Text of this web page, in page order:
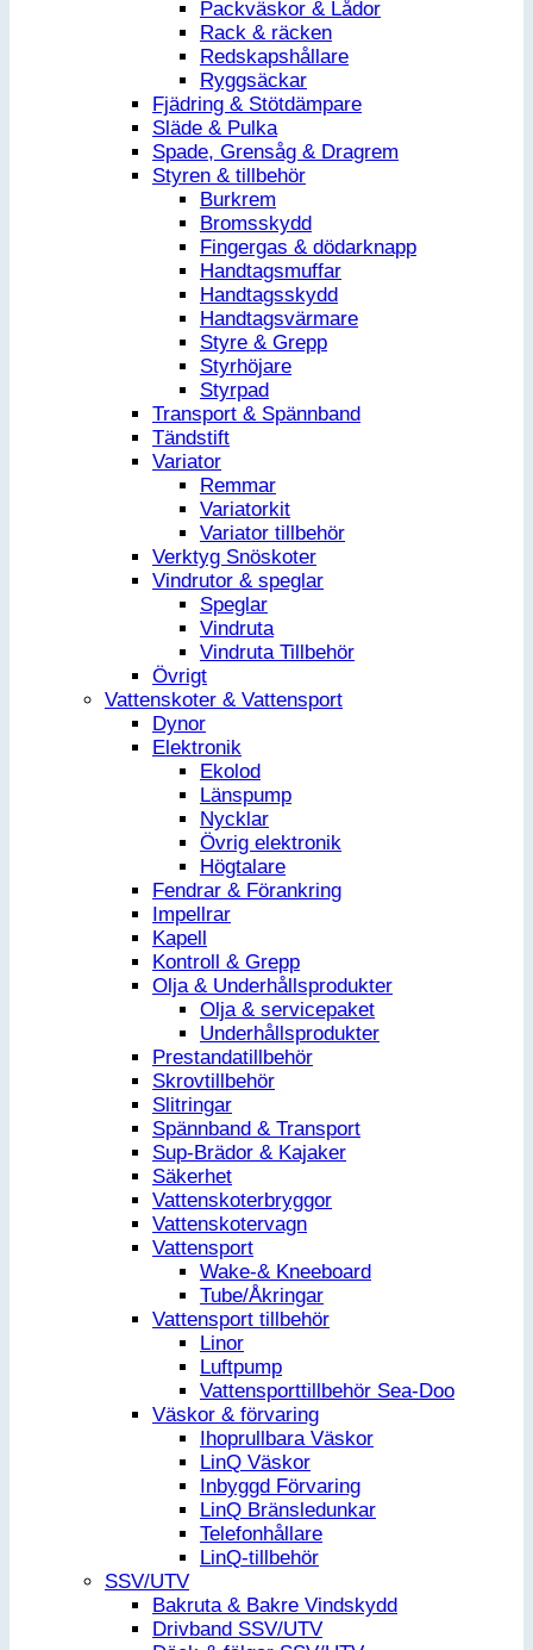
Packväskor & Lådor
Rack & räcken
Redskapshållare
Ryggsäckar
Fjädring & Stötdämpare
Släde & Pulka
Spade, Grensåg & Dragrem
Styren & tillbehör
Burkrem
Bromsskydd
Fingergas & dödarknapp
Handtagsmuffar
Handtagsskydd
Handtagsvärmare
Styre & Grepp
Styrhöjare
Styrpad
Transport & Spännband
Tändstift
Variator
Remmar
Variatorkit
Variator tillbehör
Verktyg Snöskoter
Vindrutor & speglar
Speglar
Vindruta
Vindruta Tillbehör
Övrigt
Vattenskoter & Vattensport
Dynor
Elektronik
Ekolod
Länspump
Nycklar
Övrig elektronik
Högtalare
Fendrar & Förankring
Impellrar
Kapell
Kontroll & Grepp
Olja & Underhållsprodukter
Olja & servicepaket
Underhållsprodukter
Prestandatillbehör
Skrovtillbehör
Slitringar
Spännband & Transport
Sup-Brädor & Kajaker
Säkerhet
Vattenskoterbryggor
Vattenskotervagn
Vattensport
Wake-& Kneeboard
Tube/Åkringar
Vattensport tillbehör
Linor
Luftpump
Vattensporttillbehör Sea-Doo
Väskor & förvaring
Ihoprullbara Väskor
LinQ Väskor
Inbyggd Förvaring
LinQ Bränsledunkar
Telefonhållare
LinQ-tillbehör
SSV/UTV
Bakruta & Bakre Vindskydd
Drivband SSV/UTV